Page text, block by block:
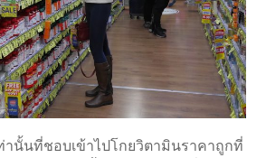
านั้นที่ชอบเข้าไปโกยวิตามินราคาถูกที่